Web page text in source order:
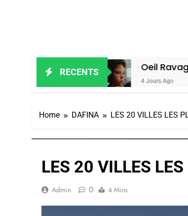
RECENTSOeil Ravageur –
4 Jours Ago
Home DAFINA LES 20 VILLES LES
LES 20 VILLES
Admin 0 4 Mins